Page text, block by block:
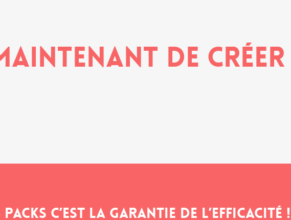
de
c’est la garantie de l’efficacité !